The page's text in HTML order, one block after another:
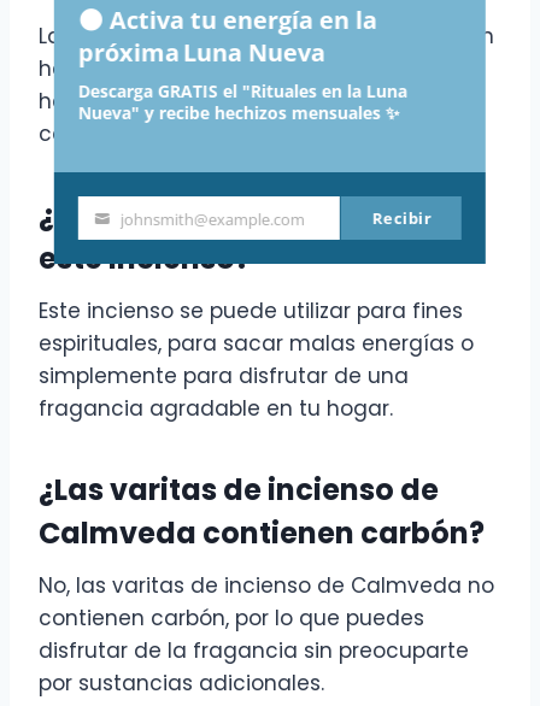
Las varitas de incienso de Calmveda están
hechas de flores recicladas, lo que las
hace una opción sostenible y respetuosa
con el medio ambiente.
¿Para qué se puede utilizar
este incienso?
Este incienso se puede utilizar para fines
espirituales, para sacar malas energías o
simplemente para disfrutar de una
fragancia agradable en tu hogar.
¿Las varitas de incienso de
Calmveda contienen carbón?
No, las varitas de incienso de Calmveda no
contienen carbón, por lo que puedes
disfrutar de la fragancia sin preocuparte
por sustancias adicionales.
🌑 Activa tu energía en la
próxima Luna Nueva
Descarga GRATIS el "Rituales en la Luna
Nueva" y recibe hechizos mensuales ✨
Your
email
johnsmith@example.com Recibir